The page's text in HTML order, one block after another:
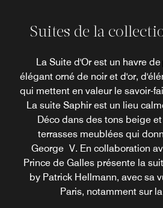
Suites de la
La Suite d'Or est un havre
élégant orné de noir et d'or,
qui mettent en valeur le savoir-
La suite Saphir est un lieu
Déco dans des tons beige
terrasses meublées qui
George V. En collaboration
Prince de Galles présente la
by Patrick Hellmann, avec sa
Paris, notamment sur